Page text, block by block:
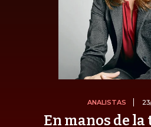
ANALISTAS
En manos de